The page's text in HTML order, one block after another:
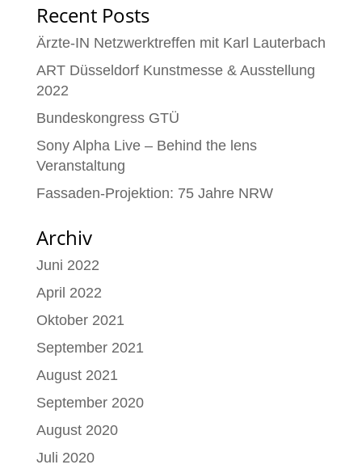
Recent Posts
Ärzte-IN Netzwerktreffen mit Karl Lauterbach
ART Düsseldorf Kunstmesse & Ausstellung
2022
Bundeskongress GTÜ
Sony Alpha Live – Behind the lens
Veranstaltung
Fassaden-Projektion: 75 Jahre NRW
Archiv
Juni 2022
April 2022
Oktober 2021
September 2021
August 2021
September 2020
August 2020
Juli 2020